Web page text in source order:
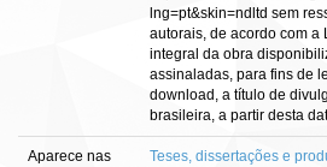
lng=pt&skin=ndltd sem
autorais, de acordo com a
integral da obra
assinaladas, para fins de
download, a título de
brasileira, a partir desta
Aparece nas
Teses, dissertações e